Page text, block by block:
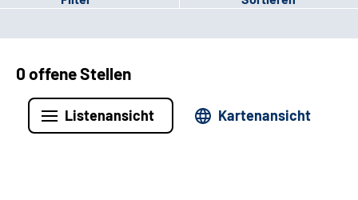
0 offene Stellen
Listenansicht Kartenansicht